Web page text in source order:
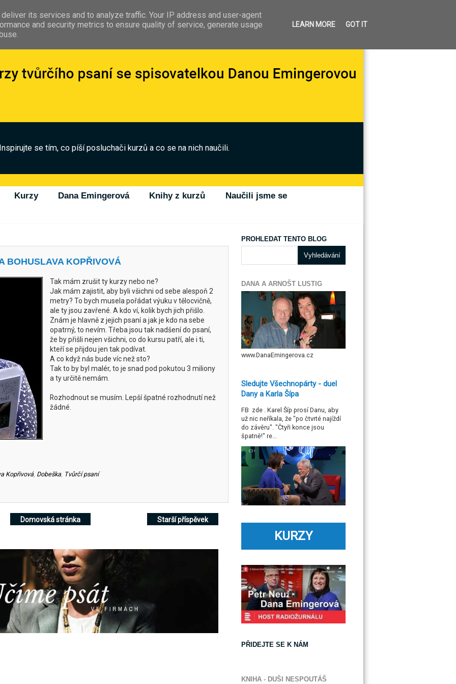
se tím, co píší posluchači kurzů a co se na nich naučili.
Kurzy Dana Emingerová Knihy z kurzů Naučili jsme se
BOHUSLAVA KOPŘIVOVÁ
Tak mám zrušit ty kurzy nebo ne?
Jak mám zajistit, aby byli všichni od sebe alespoň 2
metry? To bych musela pořádat výuku v tělocvičně,
ale ty jsou zavřené. A kdo ví, kolik bych jich přišlo.
Znám je hlavně z jejich psaní a jak je kdo na sebe
opatrný, to nevím. Třeba jsou tak nadšení do psaní,
že by přišli nejen všichni, co do kursu patří, ale i ti,
kteří se přijdou jen tak podívat.
A co když nás bude víc než sto?
Tak to by byl malér, to je snad pod pokutou 3 miliony
a ty určitě nemám.
Rozhodnout se musím. Lepší špatné rozhodnutí než
žádné.
Kopřivová, Dobeška, Tvůrčí psaní
Starší příspěvek
Domovská stránka
PROHLEDAT TENTO BLOG
DANA A ARNOŠT LUSTIG
www.DanaEmingerova.cz
Sledujte Všechnopárty - duel
Dany a Karla Šípa
FB zde . Karel Šíp prosí Danu, aby
už nic neříkala, že "po čtvrté najíždí
do závěru". "Čtyři konce jsou
špatně!" re...
KURZY
PŘIDEJTE SE K NÁM
KNIHA - DUŠI NESPOUTÁŠ
its services and to analyze traffic. Your IP address and user-agent
and security metrics to ensure quality of service, generate usage
LEARN MORE GOT IT